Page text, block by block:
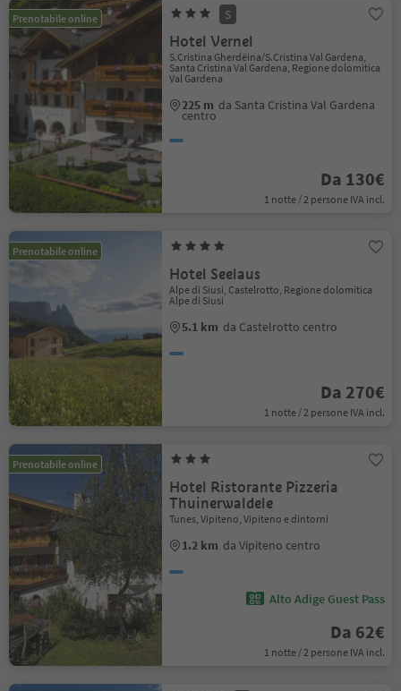
Prenotabile online S
Hotel Vernel
S.Cristina Gherdëina/S.Cristina Val Gardena,
Santa Cristina Val Gardena, Regione dolomitica
Val Gardena
225 m da Santa Cristina Val Gardena
centro
Da 130€
1 notte / 2 persone IVA incl.
Prenotabile online
Hotel Seelaus
Alpe di Siusi, Castelrotto, Regione dolomitica
Alpe di Siusi
5.1 km da Castelrotto centro
Da 270€
1 notte / 2 persone IVA incl.
Prenotabile online
Hotel Ristorante Pizzeria
Thuinerwaldele
Tunes, Vipiteno, Vipiteno e dintorni
1.2 km da Vipiteno centro
Alto Adige Guest Pass
Da 62€
1 notte / 2 persone IVA incl.